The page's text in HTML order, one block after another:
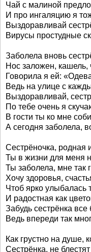
Чай с малиной
И про ингаляцию я
Выздоравливай
Вирусы простудные
Заболела вновь
Нос заложен, кашель,
Говорила я ей:
Ведь на улице с
Выздоравливай,
По тебе очень я
В гости ты ко мне
А сегодня заболела,
Сестрёночка, родная
Ты в жизни для меня
Ты заболела, мне так
Хочу здоровья,
Чтоб ярко улыбалась
И радостная как
Забудь сестрёнка все
Ведь впереди так
Как грустно на душе,
Сестрёнка, не блестят